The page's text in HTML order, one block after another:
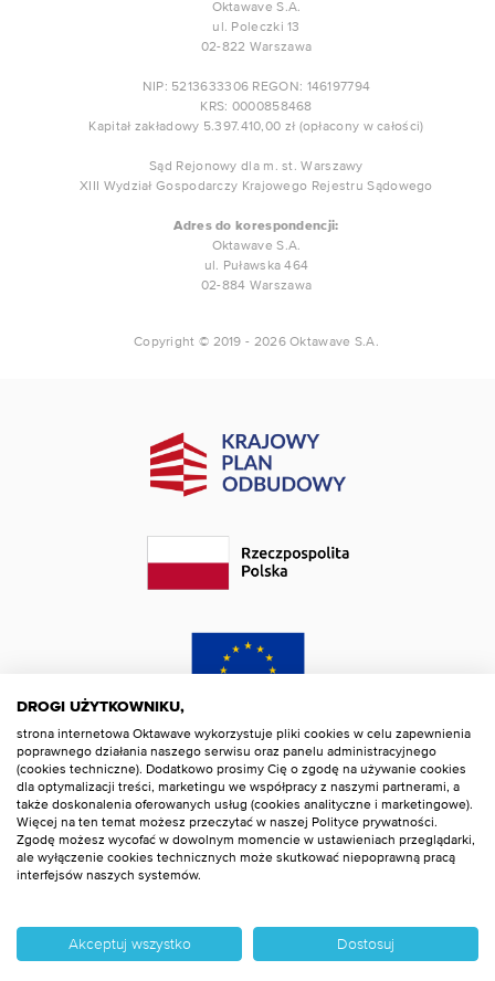
Oktawave S.A.
ul. Poleczki 13
02-822 Warszawa
NIP: 5213633306 REGON: 146197794
KRS: 0000858468
Kapitał zakładowy 5.397.410,00 zł (opłacony w całości)
Sąd Rejonowy dla m. st. Warszawy
XIII Wydział Gospodarczy Krajowego Rejestru Sądowego
Adres do korespondencji:
Oktawave S.A.
ul. Puławska 464
02-884 Warszawa
Copyright © 2019 - 2026 Oktawave S.A.
DROGI UŻYTKOWNIKU,
strona internetowa Oktawave wykorzystuje pliki cookies w celu zapewnienia
poprawnego działania naszego serwisu oraz panelu administracyjnego
(cookies techniczne). Dodatkowo prosimy Cię o zgodę na używanie cookies
dla optymalizacji treści, marketingu we współpracy z naszymi partnerami, a
także doskonalenia oferowanych usług (cookies analityczne i marketingowe).
Więcej na ten temat możesz przeczytać w naszej Polityce prywatności.
Zgodę możesz wycofać w dowolnym momencie w ustawieniach przeglądarki,
ale wyłączenie cookies technicznych może skutkować niepoprawną pracą
interfejsów naszych systemów.
Akceptuj wszystko Dostosuj